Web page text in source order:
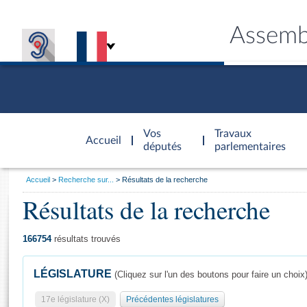
Accueil
d'accueil
Vos
députés
Travaux
parlementaires
Général
Vous
Accueil Recherche sur... Résultats de la recherche
Résultats de la recherche
166754résultats trouvés
LÉGISLATURE (Cliquez sur l'un des boutons pour faire un choix)
17e législature (X) Précédentes législatures